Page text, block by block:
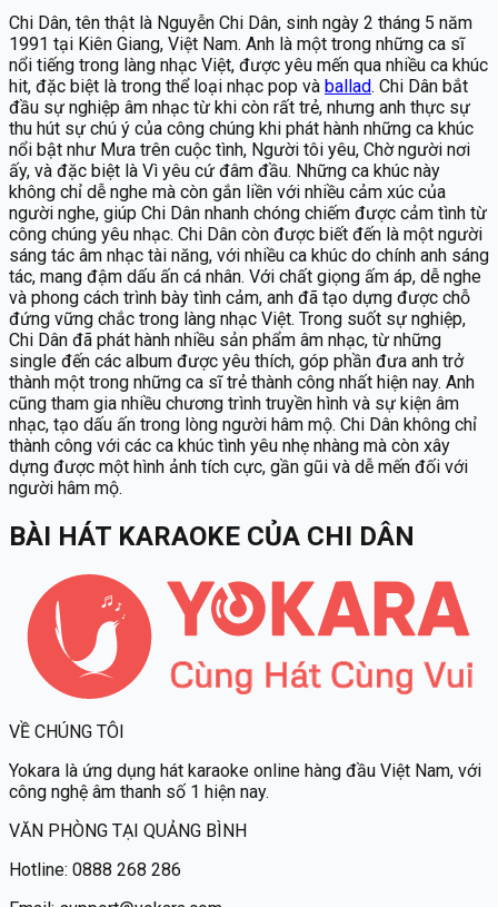
Chi Dân, tên thật là Nguyễn Chi Dân, sinh ngày 2 tháng 5 năm
1991 tại Kiên Giang, Việt Nam. Anh là một trong những ca sĩ
nổi tiếng trong làng nhạc Việt, được yêu mến qua nhiều ca khúc
hit, đặc biệt là trong thể loại nhạc pop và ballad. Chi Dân bắt
đầu sự nghiệp âm nhạc từ khi còn rất trẻ, nhưng anh thực sự
thu hút sự chú ý của công chúng khi phát hành những ca khúc
nổi bật như Mưa trên cuộc tình, Người tôi yêu, Chờ người nơi
ấy, và đặc biệt là Vì yêu cứ đâm đầu. Những ca khúc này
không chỉ dễ nghe mà còn gắn liền với nhiều cảm xúc của
người nghe, giúp Chi Dân nhanh chóng chiếm được cảm tình từ
công chúng yêu nhạc. Chi Dân còn được biết đến là một người
sáng tác âm nhạc tài năng, với nhiều ca khúc do chính anh sáng
tác, mang đậm dấu ấn cá nhân. Với chất giọng ấm áp, dễ nghe
và phong cách trình bày tình cảm, anh đã tạo dựng được chỗ
đứng vững chắc trong làng nhạc Việt. Trong suốt sự nghiệp,
Chi Dân đã phát hành nhiều sản phẩm âm nhạc, từ những
single đến các album được yêu thích, góp phần đưa anh trở
thành một trong những ca sĩ trẻ thành công nhất hiện nay. Anh
cũng tham gia nhiều chương trình truyền hình và sự kiện âm
nhạc, tạo dấu ấn trong lòng người hâm mộ. Chi Dân không chỉ
thành công với các ca khúc tình yêu nhẹ nhàng mà còn xây
dựng được một hình ảnh tích cực, gần gũi và dễ mến đối với
người hâm mộ.
BÀI HÁT KARAOKE CỦA CHI DÂN
VỀ CHÚNG TÔI
Yokara là ứng dụng hát karaoke online hàng đầu Việt Nam, với
công nghệ âm thanh số 1 hiện nay.
VĂN PHÒNG TẠI QUẢNG BÌNH
Hotline: 0888 268 286